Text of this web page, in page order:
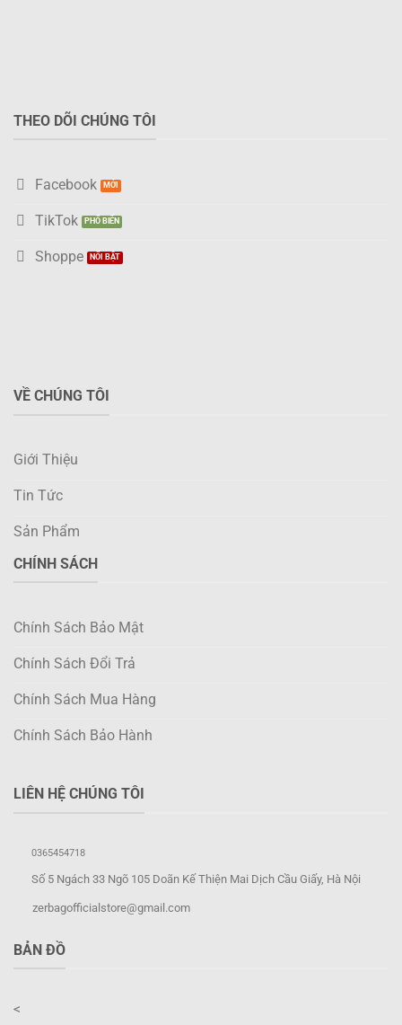
THEO DÕI CHÚNG TÔI
Facebook
TikTok
Shoppe
VỀ CHÚNG TÔI
Giới Thiệu
Tin Tức
Sản Phẩm
CHÍNH SÁCH
Chính Sách Bảo Mật
Chính Sách Đổi Trả
Chính Sách Mua Hàng
Chính Sách Bảo Hành
LIÊN HỆ CHÚNG TÔI
0365454718
Số 5 Ngách 33 Ngõ 105 Doãn Kế Thiện Mai Dịch Cầu Giấy, Hà Nội
zerbagofficialstore@gmail.com
BẢN ĐỒ
<